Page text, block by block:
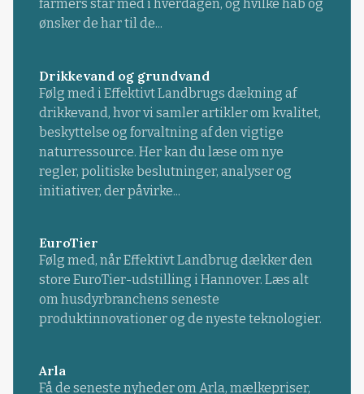
farmers står med i hverdagen, og hvilke håb og
ønsker de har til de...
Drikkevand og grundvand
Følg med i Effektivt Landbrugs dækning af
drikkevand, hvor vi samler artikler om kvalitet,
beskyttelse og forvaltning af den vigtige
naturressource. Her kan du læse om nye
regler, politiske beslutninger, analyser og
initiativer, der påvirke...
EuroTier
Følg med, når Effektivt Landbrug dækker den
store EuroTier-udstilling i Hannover. Læs alt
om husdyrbranchens seneste
produktinnovationer og de nyeste teknologier.
Arla
Få de seneste nyheder om Arla, mælkepriser,